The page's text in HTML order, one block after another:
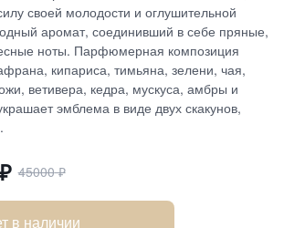
своей молодости и оглушительной
аромат, соединивший в себе пряные,
ноты. Парфюмерная композиция
кипариса, тимьяна, зелени, чая,
ветивера, кедра, мускуса, амбры и
эмблема в виде двух скакунов,
45000₽
в наличии